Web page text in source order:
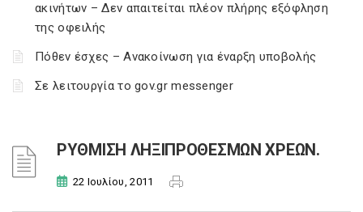
ακινήτων – Δεν απαιτείται πλέον πλήρης εξόφληση
της οφειλής
Πόθεν έσχες – Ανακοίνωση για έναρξη υποβολής
Σε λειτουργία το gov.gr messenger
ΡΥΘΜΙΣΗ ΛΗΞΙΠΡΟΘΕΣΜΩΝ ΧΡΕΩΝ.
22 Ιουλίου, 2011